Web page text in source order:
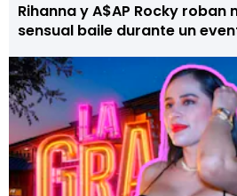
Rihanna y A$AP Rocky roban
sensual baile durante un